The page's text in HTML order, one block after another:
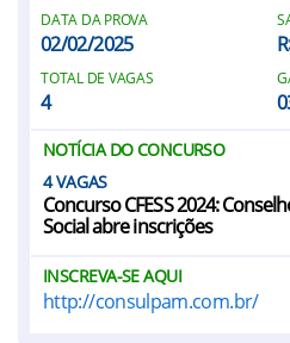
DATA DA PROVA
02/02/2025
TOTAL DE VAGAS
4
NOTÍCIA DO CONCURSO
4
Concurso CFESS 2024:
Social abre inscrições
INSCREVA-SE AQUI
http://consulpam.com.br/